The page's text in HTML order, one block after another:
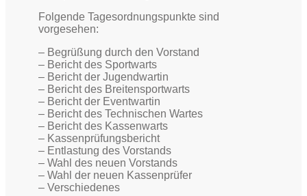
Folgende Tagesordnungspunkte sind
vorgesehen:
– Begrüßung durch den Vorstand
– Bericht des Sportwarts
– Bericht der Jugendwartin
– Bericht des Breitensportwarts
– Bericht der Eventwartin
– Bericht des Technischen Wartes
– Bericht des Kassenwarts
– Kassenprüfungsbericht
– Entlastung des Vorstands
– Wahl des neuen Vorstands
– Wahl der neuen Kassenprüfer
– Verschiedenes